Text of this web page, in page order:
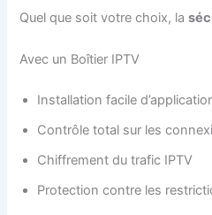
Quel que soit votre choix, la
Avec un Boîtier IPTV
Installation facile
Contrôle total sur les
Chiffrement du trafic IPTV
Protection contre les